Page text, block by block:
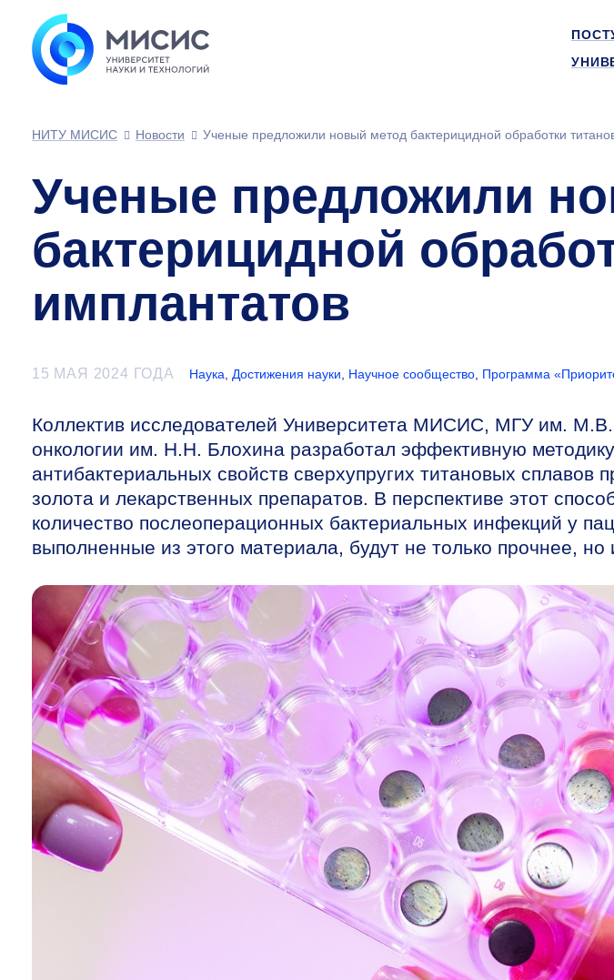
НИТУ МИСИС
Новости Ученые предложили новый метод бактерицидной обработки
Ученые предложили
бактерицидной
имплантатов
15 МАЯ 2024 ГОДА Наука Достижения науки Научное сообщество, Программа
Коллектив исследователей Университета МИСИС, МГУ им.
онкологии им. Н.Н. Блохина разработал эффективную
антибактериальных свойств сверхупругих титановых сплавов
золота и лекарственных препаратов. В перспективе этот
количество послеоперационных бактериальных инфекций у
выполненные из этого материала, будут не только прочнее, но